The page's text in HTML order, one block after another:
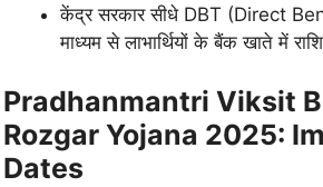
केंद्र सरकार सीधे DBT (Direct
माध्यम से लाभार्थियों के बैंक खाते में
Pradhanmantri Viksit
Rozgar Yojana 2025:
Dates